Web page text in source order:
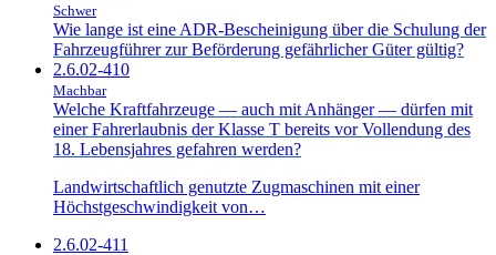
Schwer
Wie lange ist eine ADR-Bescheinigung über die Schulung der
Fahrzeugführer zur Beförderung gefährlicher Güter gültig?
2.6.02-410
Machbar
Welche Kraftfahrzeuge — auch mit Anhänger — dürfen mit
einer Fahrerlaubnis der Klasse T bereits vor Vollendung des
18. Lebensjahres gefahren werden?
Landwirtschaftlich genutzte Zugmaschinen mit einer
Höchstgeschwindigkeit von…
2.6.02-411